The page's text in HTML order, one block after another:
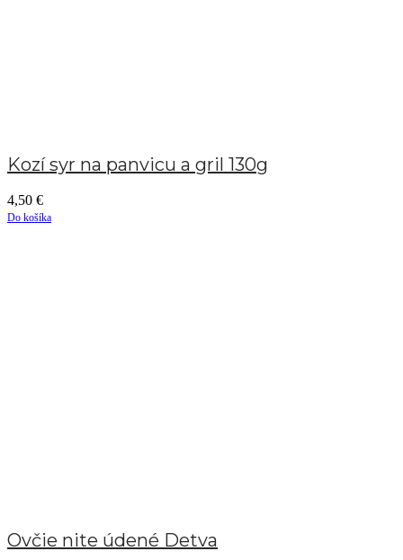
Kozí syr na panvicu a gril 130g
4,50 €
Do košíka
Ovčie nite údené Detva